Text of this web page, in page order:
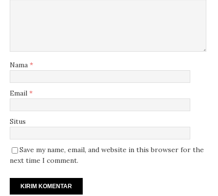
Nama *
Email *
Situs
Save my name, email, and website in this browser for the
next time I comment.